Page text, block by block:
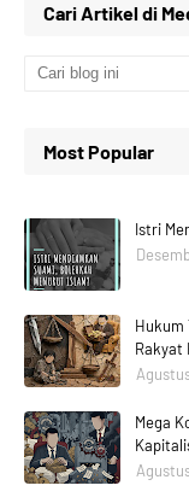
Cari Artikel di
Most Popular
Istri
Hukum
Rakyat
Mega